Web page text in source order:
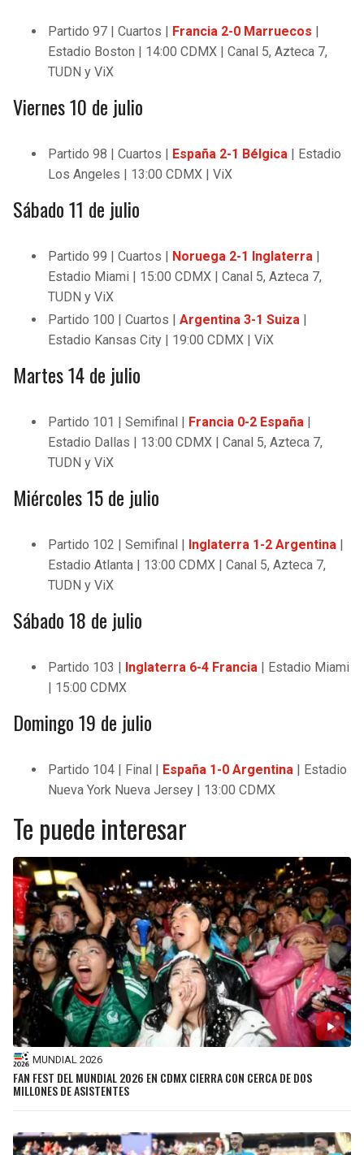
Partido 97 | Cuartos | Francia 2-0 Marruecos
Estadio Boston | 14:00 CDMX | Canal 5, Azteca 7,
TUDN y ViX
Viernes 10 de julio
Partido 98 | Cuartos | España 2-1 Bélgica | Estadio
Los Angeles | 13:00 CDMX | ViX
Sábado 11 de julio
Partido 99 | Cuartos | Noruega 2-1 Inglaterra
Estadio Miami | 15:00 CDMX | Canal 5, Azteca 7,
TUDN y ViX
Partido 100 | Cuartos |Argentina 3-1 Suiza
Estadio Kansas City | 19:00 CDMX | ViX
Martes 14 de julio
Partido 101 | Semifinal | Francia 0-2 España
Estadio Dallas | 13:00 CDMX | Canal 5, Azteca 7,
TUDN y ViX
Miércoles 15 de julio
Partido 102 | Semifinal | Inglaterra 1-2 Argentina
Estadio Atlanta | 13:00 CDMX | Canal 5, Azteca 7,
TUDN y ViX
Sábado 18 de julio
Partido 103 | Inglaterra 6-4 Francia | Estadio Miami
| 15:00 CDMX
Domingo 19 de julio
Partido 104 | Final | España 1-0 Argentina | Estadio
Nueva York Nueva Jersey | 13:00 CDMX
Te puede interesar
MUNDIAL 2026
FAN FEST DEL MUNDIAL 2026 EN CDMX CIERRA CON CERCA DE DOS
MILLONES DE ASISTENTES